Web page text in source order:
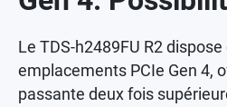
Le TDS-h2489FU R2
emplacements PCIe Gen 4,
passante deux fois